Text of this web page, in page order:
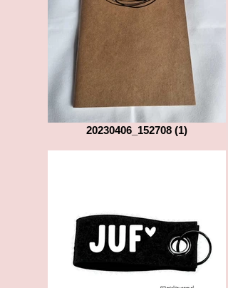
20230406_152708 (1)